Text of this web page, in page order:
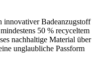
innovativer Badeanzugstoff
50 % recyceltem
nachhaltige Material über
unglaubliche Passform